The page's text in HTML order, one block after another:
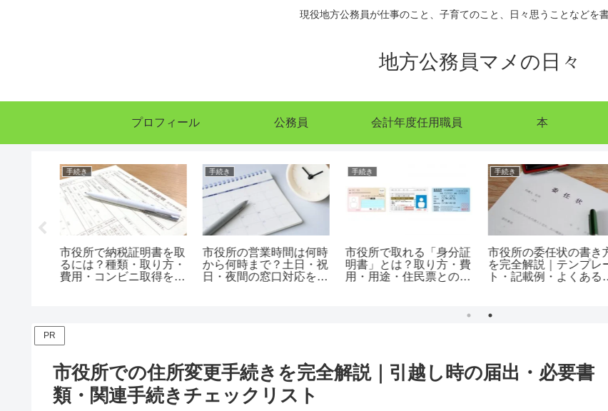
現役地方公務員が仕事のこと、子育てのこと、日々思うことなどを書
地方公務員マメの日々
プロフィール 公務員 会計年度任用職員 本
手続き
市役所で納税証明書を取
るには？種類・取り方・
費用・コンビニ取得を完
手続き
市役所の営業時間は何時
から何時まで？土日・祝
日・夜間の窓口対応を完
手続き
市役所で取れる「身分証
明書」とは？取り方・費
用・用途・住民票との違
手続き
市役所の委任状の書き
を完全解説｜テンプレ
ト・記載例・よくある
PR
市役所での住所変更手続きを完全解説｜引越し時の届出・必要書
類・関連手続きチェックリスト